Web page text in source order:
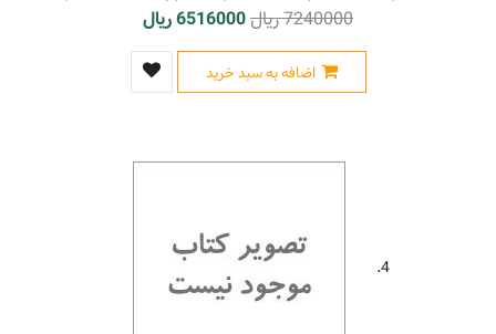
7240000 ریال 6516000 ریال
اضافه به سبد خرید
4.